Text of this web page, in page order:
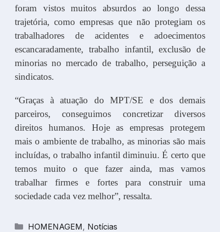
foram vistos muitos absurdos ao longo dessa
trajetória, como empresas que não protegiam os
trabalhadores de acidentes e adoecimentos
escancaradamente, trabalho infantil, exclusão de
minorias no mercado de trabalho, perseguição a
sindicatos.
“Graças à atuação do MPT/SE e dos demais
parceiros, conseguimos concretizar diversos
direitos humanos. Hoje as empresas protegem
mais o ambiente de trabalho, as minorias são mais
incluídas, o trabalho infantil diminuiu. É certo que
temos muito o que fazer ainda, mas vamos
trabalhar firmes e fortes para construir uma
sociedade cada vez melhor”, ressalta.
Categorias
HOMENAGEM, Notícias